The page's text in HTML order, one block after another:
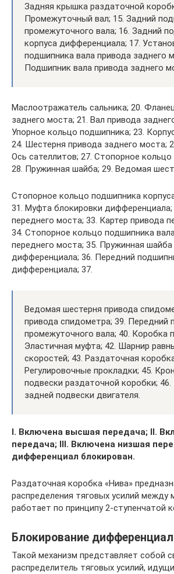
Задняя крышка раздаточной
Промежуточный вал; 15. Задний
промежуточного вала; 16. Задний
корпуса дифференциала; 17.
подшипника вала привода заднего
Подшипник вала привода заднего
Маслоотражатель сальника; 20.
заднего моста; 21. Вал привода
Упорное кольцо подшипника; 23.
24. Шестерня привода заднего моста;
Ось сателлитов; 27. Стопорное кольцо
28. Пружинная шайба; 29. Ведомая
Стопорное кольцо подшипника
31. Муфта блокировки дифференциала;
переднего моста; 33. Картер привода
34. Стопорное кольцо подшипника
переднего моста; 35. Пружинная
дифференциала; 36. Передний
дифференциала; 37.
Ведомая шестерня привода
привода спидометра; 39. Передний
промежуточного вала; 40. Коробка
Эластичная муфта; 42. Шарнир
скоростей; 43. Раздаточная
Регулировочные прокладки; 45.
подвески раздаточной коробки;
задней подвески двигателя.
I. Включена высшая передача; II.
передача; III. Включена низшая
дифференциал блокирован.
Раздаточная коробка «Нива»
распределения тяговых усилий между
работает по принципу 2-ступенчатой
Блокирование
Такой механизм представляет собой
распределитель тяговых усилий,